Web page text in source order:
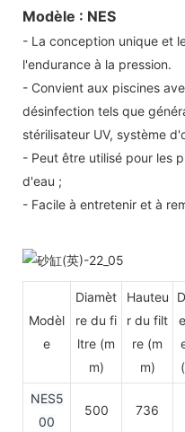
Modèle : NES
- La conception unique et
l'endurance à la pression.
- Convient aux piscines
désinfection tels que
stérilisateur UV, système
- Peut être utilisé pour les
d'eau ;
- Facile à entretenir et à
Modèl
e
Diamèt
re du fi
ltre (m
m)
Hauteu
r du filt
re (m
m)
NES5
00
500 736